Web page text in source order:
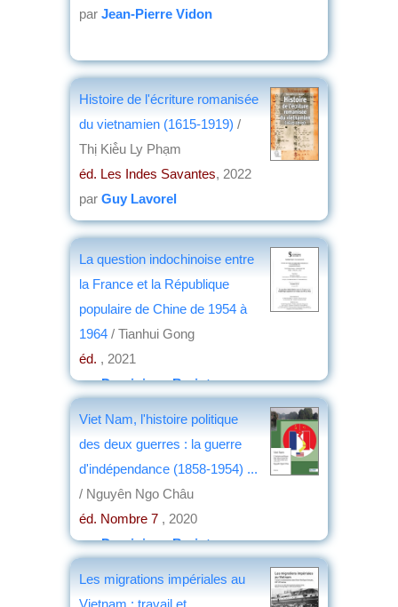
par Jean-Pierre Vidon
Histoire de l'écriture romanisée
du vietnamien (1615-1919) /
Thị Kiè̂u Ly Phạm
éd. Les Indes Savantes, 2022
par Guy Lavorel
La question indochinoise entre
la France et la République
populaire de Chine de 1954 à
1964 / Tianhui Gong
éd. , 2021
parDominique Barjot
Viet Nam, l'histoire politique
des deux guerres : la guerre
d'indépendance (1858-1954) ...
/ Nguyên Ngo Châu
éd. Nombre 7 , 2020
parDominique Barjot
Les migrations impériales au
Vietnam : travail et